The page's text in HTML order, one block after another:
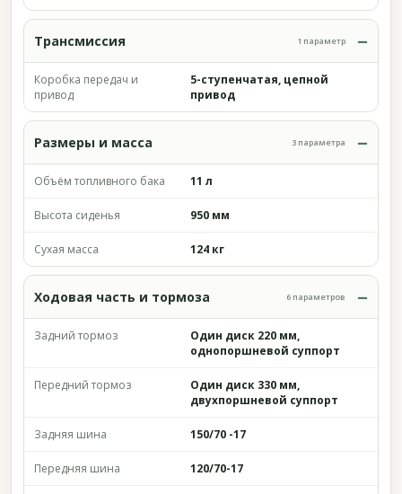
Трансмиссия 1 параметр
Коробка передач и
привод
5-ступенчатая, цепной
привод
Размеры и масса 3 параметра
Объём топливного бака 11 л
Высота сиденья 950 мм
Сухая масса 124 кг
Ходовая часть и тормоза 6 параметров
Задний тормоз
Один диск 220 мм,
однопоршневой суппорт
Передний тормоз
Один диск 330 мм,
двухпоршневой суппорт
Задняя шина 150/70 -17
Передняя шина 120/70-17